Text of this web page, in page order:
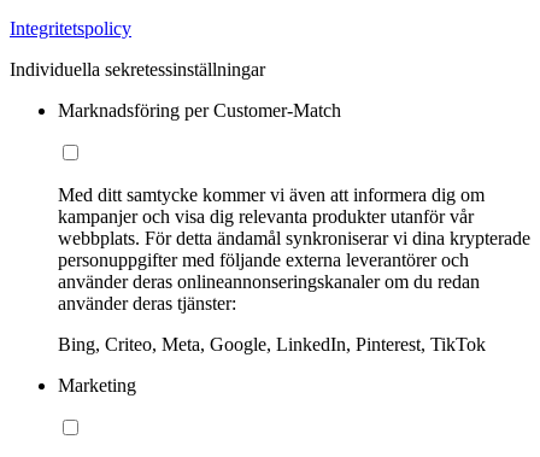
Integritetspolicy
Individuella sekretessinställningar
Marknadsföring per Customer-Match
Med ditt samtycke kommer vi även att informera dig om
kampanjer och visa dig relevanta produkter utanför vår
webbplats. För detta ändamål synkroniserar vi dina krypterade
personuppgifter med följande externa leverantörer och
använder deras onlineannonseringskanaler om du redan
använder deras tjänster:
Bing, Criteo, Meta, Google, LinkedIn, Pinterest, TikTok
Marketing